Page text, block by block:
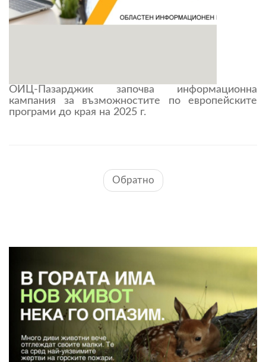
ОИЦ-Пазарджик започва информационна
кампания за възможностите по европейските
програми до края на 2025 г.
Обратно